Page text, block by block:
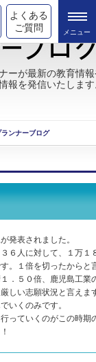
よくある
ご質問
ーが最新の教育情
報を発信いたしま
ンナーブログ
発表されました。
６人に対して、１万
。１倍を切ったから
．５０倍、鹿児島工業
しい志願状況と言えま
いくのみです。
っていくのがこの時期